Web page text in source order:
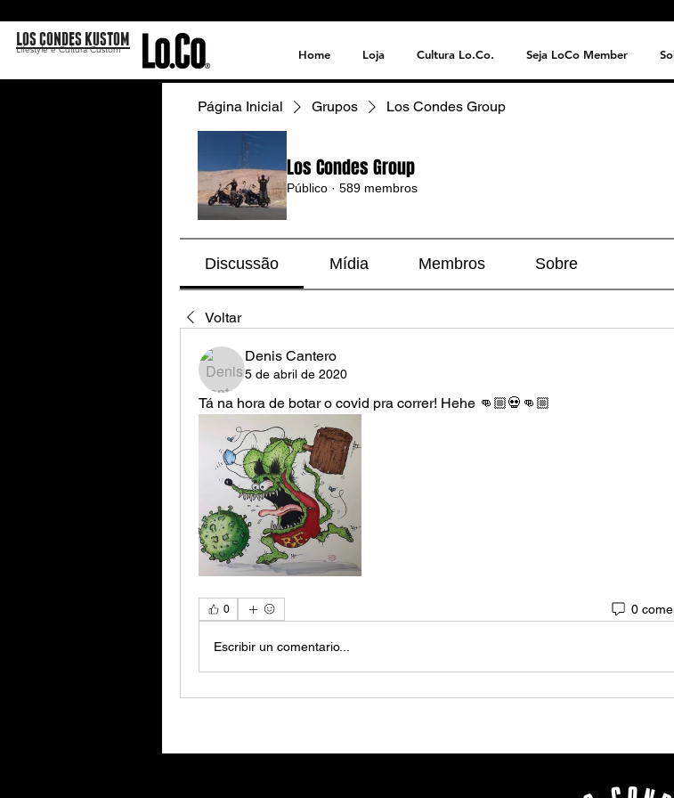
LOS CONDES KUSTOM
Lifestyle e Cultura Custom Home Loja Cultura Lo.Co. Seja LoCo Member
Página Inicial Grupos Los Condes Group
Los Condes Group
Público · 589 membros
Discussão Mídia Membros Sobre
Voltar
Denis Cantero
5 de abril de 2020
Tá na hora de botar o covid pra correr! Hehe 👊🏼💀👊🏼
0 0
Escribir un comentario...